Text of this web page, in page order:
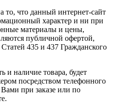
что данный интернет-сайт
характер и ни при
материалы и цены,
публичной офертой,
435 и 437 Гражданского
и наличие товара, будет
посредством телефонного
при заказе или по